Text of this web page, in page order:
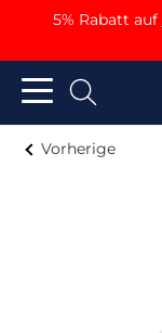
5% Rabatt auf
Vorherige